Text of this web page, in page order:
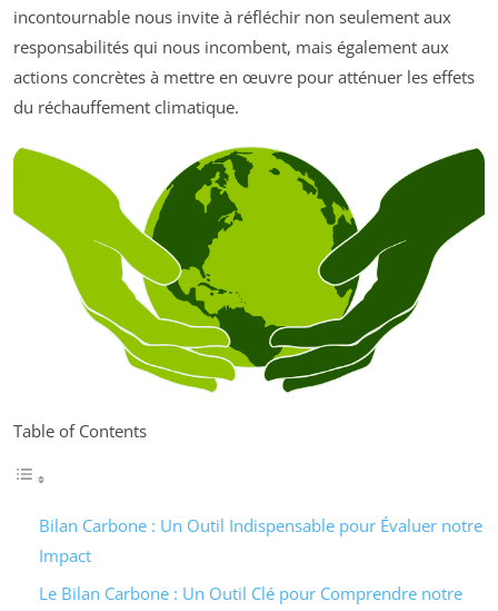
incontournable nous invite à réfléchir non seulement aux
responsabilités qui nous incombent, mais également aux
actions concrètes à mettre en œuvre pour atténuer les effets
du réchauffement climatique.
Table of Contents
Bilan Carbone : Un Outil Indispensable pour Évaluer notre
Impact
Le Bilan Carbone : Un Outil Clé pour Comprendre notre